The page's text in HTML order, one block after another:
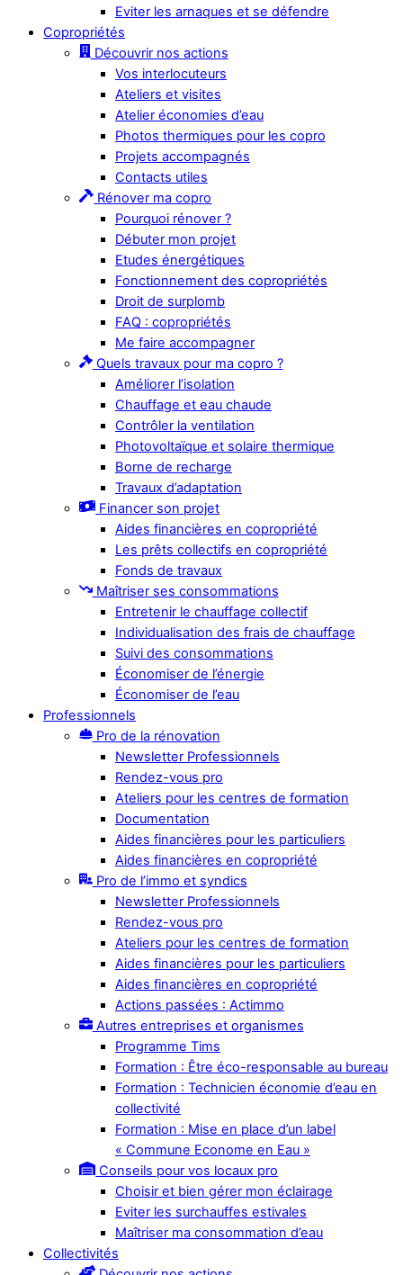
Eviter les arnaques et se défendre
Copropriétés
Découvrir nos actions
Vos interlocuteurs
Ateliers et visites
Atelier économies d’eau
Photos thermiques pour les copro
Projets accompagnés
Contacts utiles
Rénover ma copro
Pourquoi rénover ?
Débuter mon projet
Etudes énergétiques
Fonctionnement des copropriétés
Droit de surplomb
FAQ : copropriétés
Me faire accompagner
Quels travaux pour ma copro ?
Améliorer l’isolation
Chauffage et eau chaude
Contrôler la ventilation
Photovoltaïque et solaire thermique
Borne de recharge
Travaux d’adaptation
Financer son projet
Aides financières en copropriété
Les prêts collectifs en copropriété
Fonds de travaux
Maîtriser ses consommations
Entretenir le chauffage collectif
Individualisation des frais de chauffage
Suivi des consommations
Économiser de l’énergie
Économiser de l’eau
Professionnels
Pro de la rénovation
Newsletter Professionnels
Rendez-vous pro
Ateliers pour les centres de formation
Documentation
Aides financières pour les particuliers
Aides financières en copropriété
Pro de l’immo et syndics
Newsletter Professionnels
Rendez-vous pro
Ateliers pour les centres de formation
Aides financières pour les particuliers
Aides financières en copropriété
Actions passées : Actimmo
Autres entreprises et organismes
Programme Tims
Formation : Être éco-responsable au bureau
Formation : Technicien économie d’eau en
collectivité
Formation : Mise en place d’un label
« Commune Econome en Eau »
Conseils pour vos locaux pro
Choisir et bien gérer mon éclairage
Eviter les surchauffes estivales
Maîtriser ma consommation d’eau
Collectivités